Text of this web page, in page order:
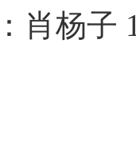
肖杨子